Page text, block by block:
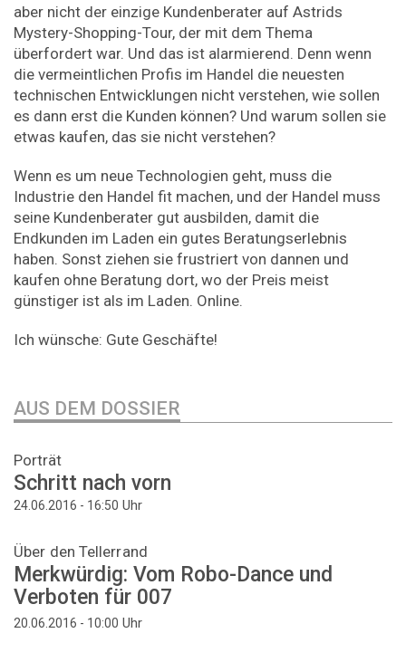
aber nicht der einzige Kundenberater auf Astrids
Mystery-Shopping-Tour, der mit dem Thema
überfordert war. Und das ist alarmierend. Denn wenn
die vermeintlichen Profis im Handel die neuesten
technischen Entwicklungen nicht verstehen, wie sollen
es dann erst die Kunden können? Und warum sollen sie
etwas kaufen, das sie nicht verstehen?
Wenn es um neue Technologien geht, muss die
Industrie den Handel fit machen, und der Handel muss
seine Kundenberater gut ausbilden, damit die
Endkunden im Laden ein gutes Beratungserlebnis
haben. Sonst ziehen sie frustriert von dannen und
kaufen ohne Beratung dort, wo der Preis meist
günstiger ist als im Laden. Online.
Ich wünsche: Gute Geschäfte!
AUS DEM DOSSIER
Porträt
Schritt nach vorn
24.06.2016 - 16:50 Uhr
Über den Tellerrand
Merkwürdig: Vom Robo-Dance und
Verboten für 007
20.06.2016 - 10:00 Uhr